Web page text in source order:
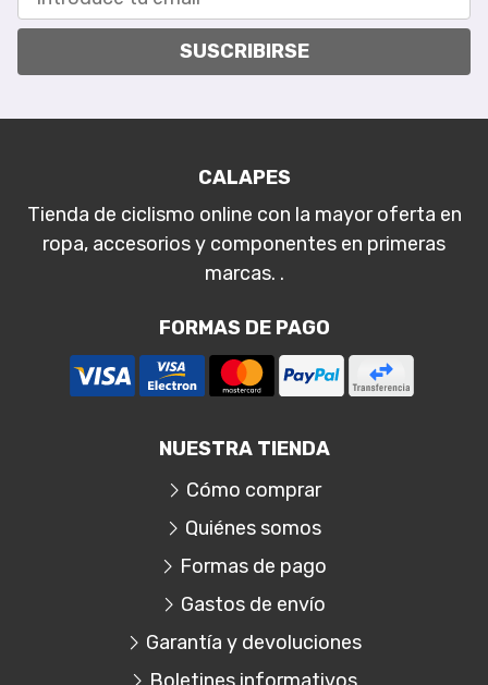
SUSCRIBIRSE
CALAPES
Tienda de ciclismo online con la mayor oferta en
ropa, accesorios y componentes en primeras
marcas. .
FORMAS DE PAGO
NUESTRA TIENDA
Cómo comprar
Quiénes somos
Formas de pago
Gastos de envío
Garantía y devoluciones